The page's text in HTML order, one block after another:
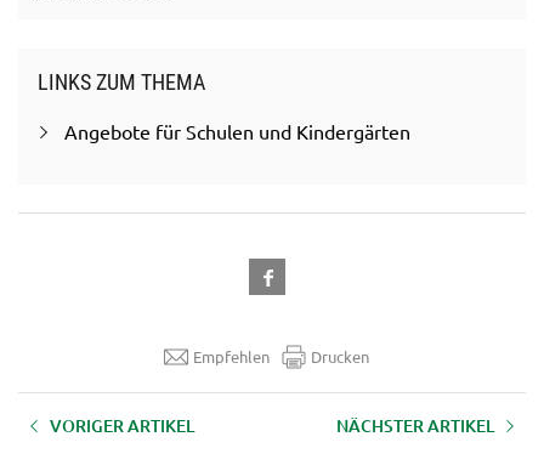
LINKS ZUM THEMA
Angebote für Schulen und Kindergärten
Empfehlen Drucken
VORIGER ARTIKEL NÄCHSTER ARTIKEL